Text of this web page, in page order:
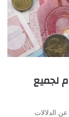
لجميع
الدلالات